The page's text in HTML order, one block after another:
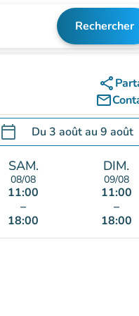
Rechercher
share
mail_outline
calendar_today Du 3 aoûtau 9 août
.Ouvrir le calendrier pour
SAM.
08/08
11:00
–
18:00
DIM.
09/08
11:00
–
18:00